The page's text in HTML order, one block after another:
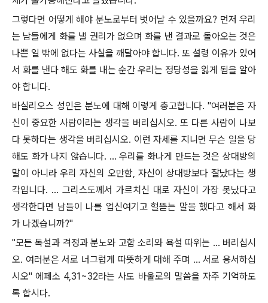
그렇다면 어떻게 해야 분노로부터 벗어날 수 있을까요? 먼저 우리
는 남들에게 화를 낼 권리가 없으며 화를 낸 결과로 돌아오는 것은
나쁜 일 밖에 없다는 사실을 깨달아야 합니다. 또 설령 이유가 있어
서 화를 낸다 해도 화를 내는 순간 우리는 정당성을 잃게 됨을 알아
야 합니다.
바실리오스 성인은 분노에 대해 이렇게 충고합니다. "여러분은 자
신이 중요한 사람이라는 생각을 버리십시오. 또 다른 사람이 나보
다 못하다는 생각을 버리십시오. 이런 자세를 지니면 무슨 일을 당
해도 화가 나지 않습니다. … 우리를 화나게 만드는 것은 상대방의
말이 아니라 우리 자신의 오만함, 자신이 상대방보다 잘났다는 생
각입니다. … 그리스도께서 가르치신 대로 자신이 가장 못났다고
생각한다면 남들이 나를 업신여기고 헐뜯는 말을 했다고 해서 화
가 나겠습니까?"
"모든 독설과 격정과 분노와 고함 소리와 욕설 따위는 … 버리십시
오. 여러분은 서로 너그럽게 따뜻하게 대해 주며 … 서로 용서하십
시오" 에페소 4,31~32라는 사도 바울로의 말씀을 자주 기억하도
록 합시다.